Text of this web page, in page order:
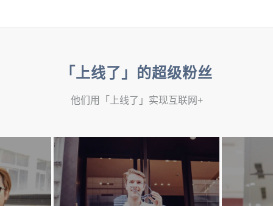
「上线了」的超级粉丝
他们用「上线了」实现互联网+